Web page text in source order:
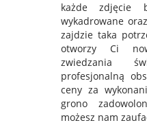
każde zdjęcie
wykadrowane
zajdzie taka
otworzy Ci
zwiedzania
profesjonalną
ceny za
grono
możesz nam